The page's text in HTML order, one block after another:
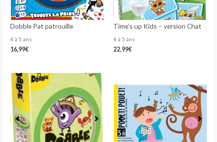
Dobble Pat patrouille
4 à 5 ans
16,99€
Time’s up Kids – version Chat
4 à 5 ans
22,99€